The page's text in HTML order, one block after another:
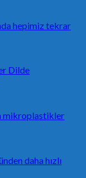
hepimiz tekrar
Dilde
mikroplastikler
daha hızlı